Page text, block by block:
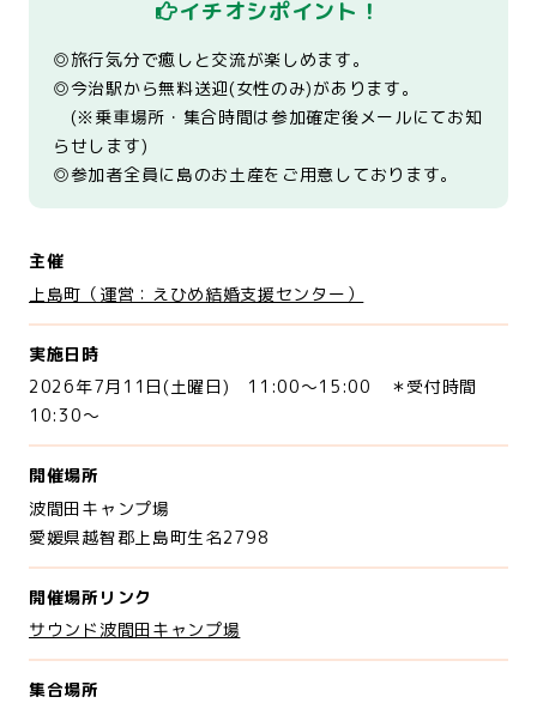
イチオシポイント！
◎旅行気分で癒しと交流が楽しめます。
◎今治駅から無料送迎(女性のみ)があります。
(※乗車場所・集合時間は参加確定後メールにてお知
らせします)
◎参加者全員に島のお土産をご用意しております。
主催
上島町（運営：えひめ結婚支援センター）
実施日時
2026年7月11日(土曜日) 11:00～15:00 ＊受付時間
10:30～
開催場所
波間田キャンプ場
愛媛県越智郡上島町生名2798
開催場所リンク
サウンド波間田キャンプ場
集合場所